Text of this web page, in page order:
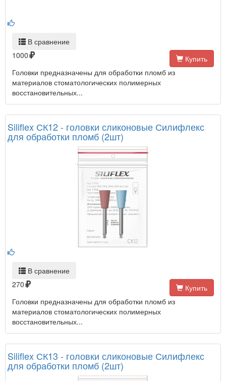
В сравнение
1000
Купить
Головки предназначены для обработки пломб из
материалов стоматологических полимерных
восстановительных...
Siliflex СК12 - головки сликоновые Силифлекс
для обработки пломб (2шт)
В сравнение
270
Купить
Головки предназначены для обработки пломб из
материалов стоматологических полимерных
восстановительных...
Siliflex СК13 - головки сликоновые Силифлекс
для обработки пломб (2шт)